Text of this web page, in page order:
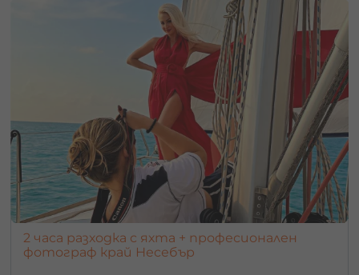
2 часа разходка с яхта + професионален
фотограф край Несебър